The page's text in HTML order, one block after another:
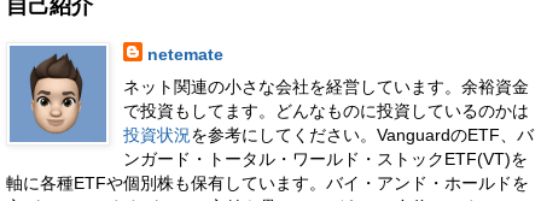
自己紹介
netemate
ネット関連の小さな会社を経営しています。余裕資金
で投資もしてます。どんなものに投資しているのかは
投資状況を参考にしてください。VanguardのETF、バ
ンガード・トータル・ワールド・ストックETF(VT)を
軸に各種ETFや個別株も保有しています。バイ・アンド・ホールドを